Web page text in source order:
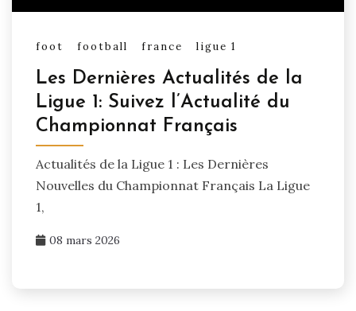
foot football france ligue 1
Les Dernières Actualités de la
Ligue 1: Suivez l’Actualité du
Championnat Français
Actualités de la Ligue 1 : Les Dernières
Nouvelles du Championnat Français La Ligue
1,
08 mars 2026